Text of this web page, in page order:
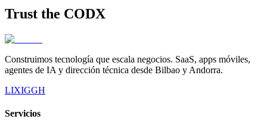
Trust the CODX
Construimos tecnología que escala negocios. SaaS, apps móviles,
agentes de IA y dirección técnica desde Bilbao y Andorra.
LIXIGGH
Servicios